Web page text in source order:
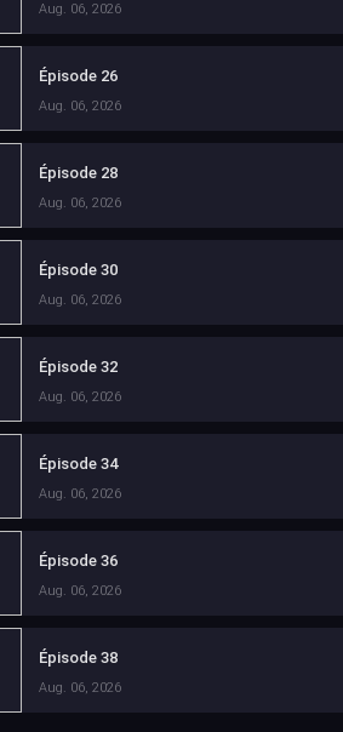
Aug. 06, 2026
Épisode 26
Aug. 06, 2026
Épisode 28
Aug. 06, 2026
Épisode 30
Aug. 06, 2026
Épisode 32
Aug. 06, 2026
Épisode 34
Aug. 06, 2026
Épisode 36
Aug. 06, 2026
Épisode 38
Aug. 06, 2026